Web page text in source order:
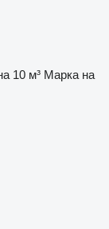
10 м³ Марка на